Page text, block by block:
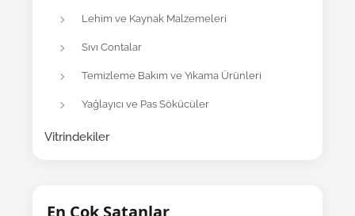
Lehim ve Kaynak Malzemeleri
Sıvı Contalar
Temizleme Bakım ve Yıkama Ürünleri
Yağlayıcı ve Pas Sökücüler
Vitrindekiler